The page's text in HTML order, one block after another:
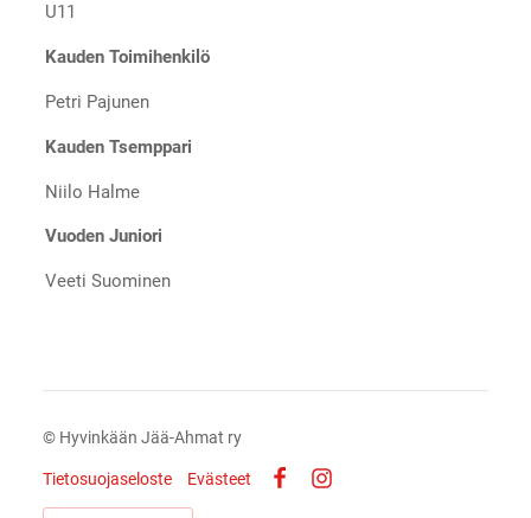
U11
Kauden Toimihenkilö
Petri Pajunen
Kauden Tsemppari
Niilo Halme
Vuoden Juniori
Veeti Suominen
© Hyvinkään Jää-Ahmat ry
Tietosuojaseloste
Evästeet